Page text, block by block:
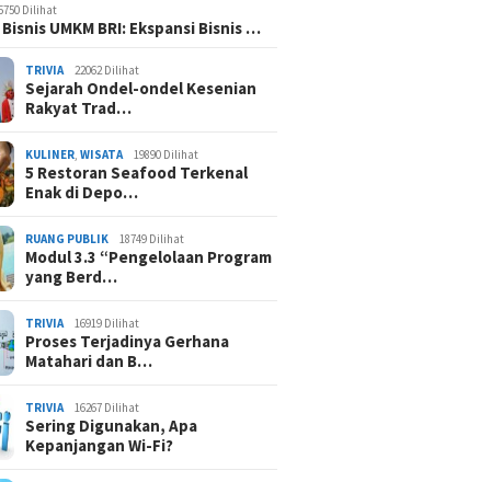
Dilihat
UMKM BRI: Ekspansi Bisnis …
TRIVIA 22062 Dilihat
Sejarah Ondel-ondel Kesenian
Rakyat Trad…
KULINER ,WISATA 19890 Dilihat
5 Restoran Seafood Terkenal
Enak di Depo…
RUANG PUBLIK 18749 Dilihat
Modul 3.3 “Pengelolaan Program
yang Berd…
TRIVIA 16919 Dilihat
Proses Terjadinya Gerhana
Matahari dan B…
TRIVIA 16267 Dilihat
Sering Digunakan, Apa
Kepanjangan Wi-Fi?